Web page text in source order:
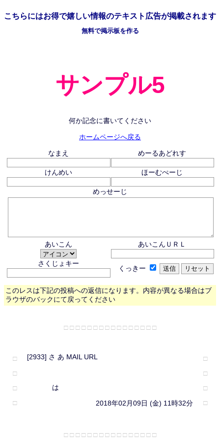
こちらにはお得で嬉しい情報のテキスト広告が掲載されます
無料で掲示板を作る
サンプル5
何か記念に書いてください
ホームページへ戻る
なまえ めーるあどれす
けんめい ほーむぺーじ
めっせーじ
あいこん あいこんＵＲＬ
さくじょキー
くっきー
このレスは下記の投稿への返信になります。内容が異なる場合はブ
ラウザのバックにて戻ってください
□ □ □ □ □ □ □ □ □ □ □ □ □ □ □ □
□
□
□
□
[2933] さ あ MAIL URL
□
□
□
□
は
2018年02月09日 (金) 11時32分
□ □ □ □ □ □ □ □ □ □ □ □ □ □ □ □